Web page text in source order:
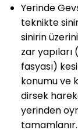
Yerinde
teknikte
sinirin
zar
fasyası)
konumu ve
dirsek
yerinden
tamamlanır.